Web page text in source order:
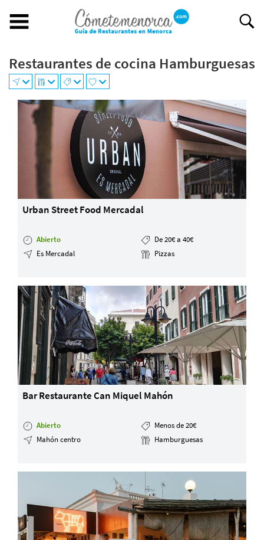
Buscar restaurante
BUSCAR RESTAURANTE
EXPERIENCIAS GASTRONÓMICAS
Restaurantes en Menorca
Por Localización
Por Tipo de Cocina
Por Precio
Ideal para
Quiénes somos
Blog
Contacto
Información legal
Términos y condiciones
Pago seguro
Avisos legales
Privacidad y cookies
Desarrollado por
Restaurantes de cocina Hamburguesas
Urban Street Food Mercadal
Abierto
De 20€ a 40€
Es Mercadal
Pizzas
Bar Restaurante Can Miquel Mahón
Abierto
Menos de 20€
Mahón centro
Hamburguesas